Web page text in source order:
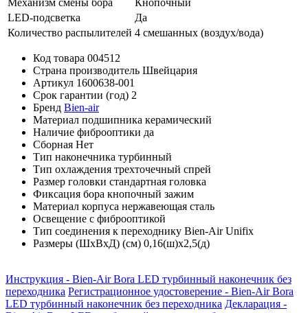
Механизм смены бора
Кнопочный
LED-подсветка
Да
Количество распылителей 4 смешанных (воздух/вода)
Код товара 004512
Страна производитель Швейцария
Артикул 1600638-001
Срок гарантии (год) 2
Бренд Bien-air
Материал подшипника керамический
Наличие фиброоптики да
Сборная Нет
Тип наконечника турбинный
Тип охлаждения трехточечный спрей
Размер головки стандартная головка
Фиксация бора кнопочный зажим
Материал корпуса нержавеющая сталь
Освещение с фиброоптикой
Тип соединения к переходнику Bien-Air Unifix
Размеры (ШхВхД) (см) 0,16(ш)х2,5(д)
Инструкция - Bien-Air Bora LED турбинный наконечник без
переходника Регистрационное удостоверение - Bien-Air Bora
LED турбинный наконечник без переходника Декларация -